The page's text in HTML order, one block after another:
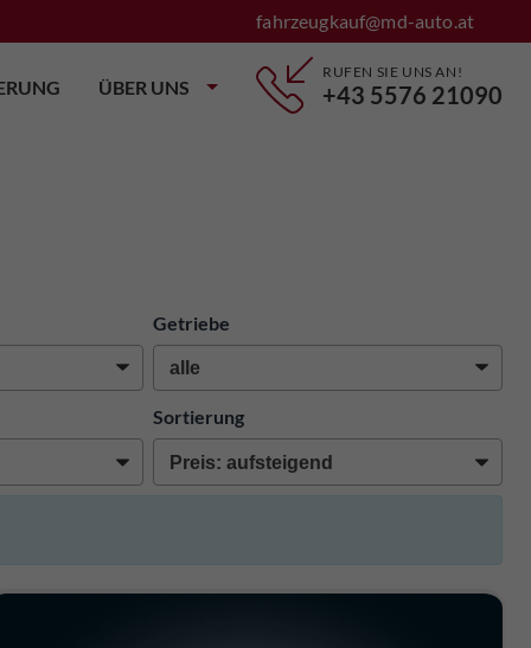
fahrzeugkauf@md-auto.at
ÜBER UNS
RUFEN SIE UNS AN!
+43 5576 21090
Getriebe
Sortierung